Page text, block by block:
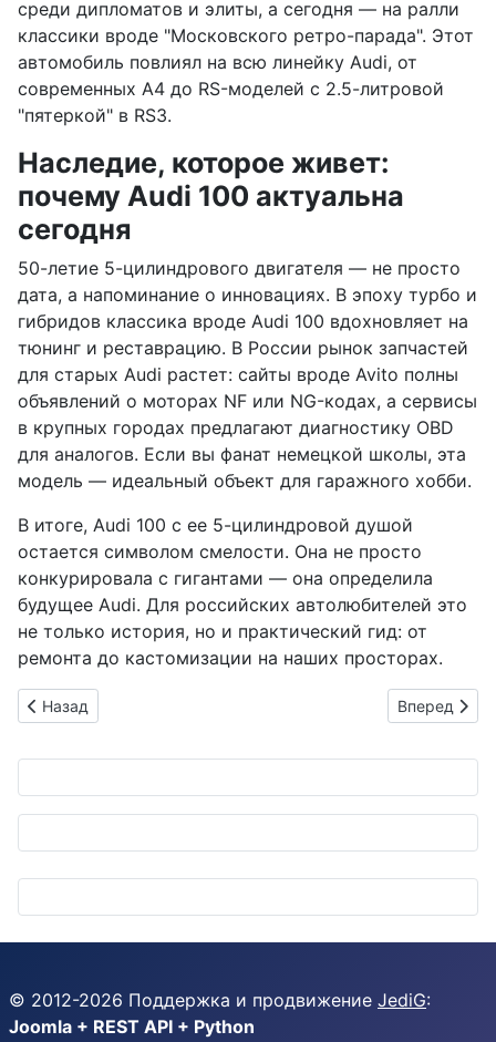
среди дипломатов и элиты, а сегодня — на ралли
классики вроде "Московского ретро-парада". Этот
автомобиль повлиял на всю линейку Audi, от
современных A4 до RS-моделей с 2.5-литровой
"пятеркой" в RS3.
Наследие, которое живет:
почему Audi 100 актуальна
сегодня
50-летие 5-цилиндрового двигателя — не просто
дата, а напоминание о инновациях. В эпоху турбо и
гибридов классика вроде Audi 100 вдохновляет на
тюнинг и реставрацию. В России рынок запчастей
для старых Audi растет: сайты вроде Avito полны
объявлений о моторах NF или NG-кодах, а сервисы
в крупных городах предлагают диагностику OBD
для аналогов. Если вы фанат немецкой школы, эта
модель — идеальный объект для гаражного хобби.
В итоге, Audi 100 с ее 5-цилиндровой душой
остается символом смелости. Она не просто
конкурировала с гигантами — она определила
будущее Audi. Для российских автолюбителей это
не только история, но и практический гид: от
ремонта до кастомизации на наших просторах.
Предыдущий: Audi воссоздаст легендарный Auto Union
Назад Следующий:
Вперед
© 2012-2026 Поддержка и продвижение JediG:
Joomla + REST API + Python